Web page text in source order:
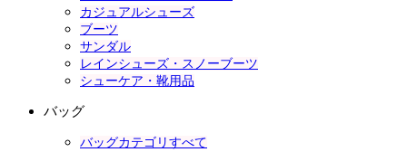
カジュアルシューズ
ブーツ
サンダル
レインシューズ・スノーブーツ
シューケア・靴用品
バッグ
バッグカテゴリすべて